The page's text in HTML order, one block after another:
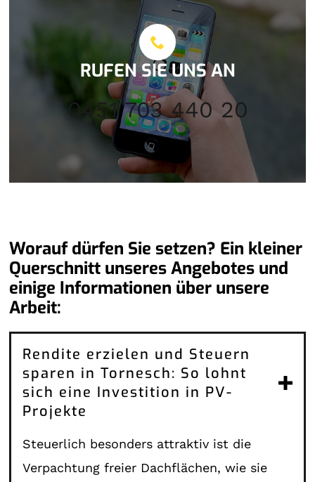
RUFEN SIE UNS AN
0451 703 440 20
Worauf dürfen Sie setzen? Ein kleiner
Querschnitt unseres Angebotes und
einige Informationen über unsere
Arbeit:
Rendite erzielen und Steuern
sparen in Tornesch: So lohnt
sich eine Investition in PV-
Projekte
Steuerlich besonders attraktiv ist die
Verpachtung freier Dachflächen, wie sie